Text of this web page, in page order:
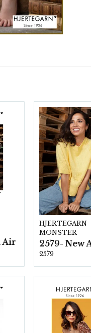
Air
HJERTEGARN
MÖNSTER
2579